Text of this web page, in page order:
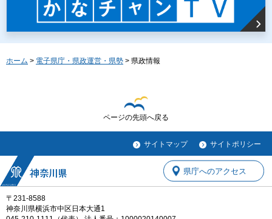
ホーム > 電子県庁・県政運営・県勢 > 県政情報
ページの先頭へ戻る
サイトマップ サイトポリシー
〒231-8588
神奈川県横浜市中区日本大通1
県庁へのアクセス